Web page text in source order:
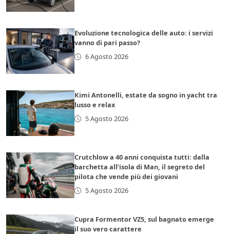
Evoluzione tecnologica delle auto: i servizi
vanno di pari passo?
6 Agosto 2026
Kimi Antonelli, estate da sogno in yacht tra
lusso e relax
5 Agosto 2026
Crutchlow a 40 anni conquista tutti: dalla
barchetta all’isola di Man, il segreto del
pilota che vende più dei giovani
5 Agosto 2026
Cupra Formentor VZ5, sul bagnato emerge
il suo vero carattere